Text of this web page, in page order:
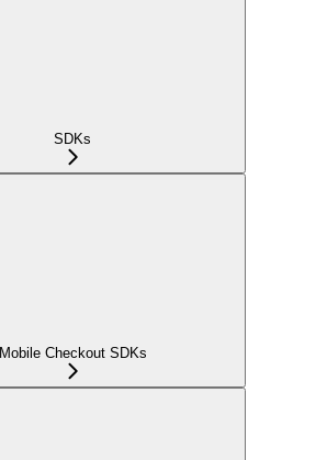
SDKs
Mobile Checkout SDKs